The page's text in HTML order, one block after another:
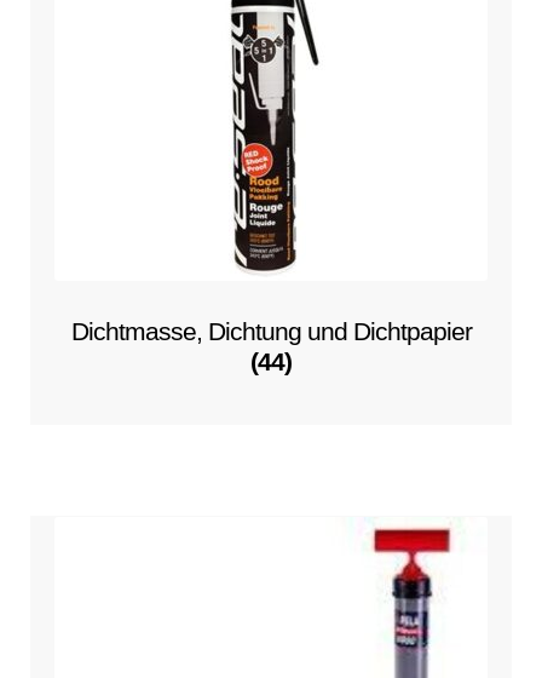
Dichtmasse, Dichtung und Dichtpapier
(44)